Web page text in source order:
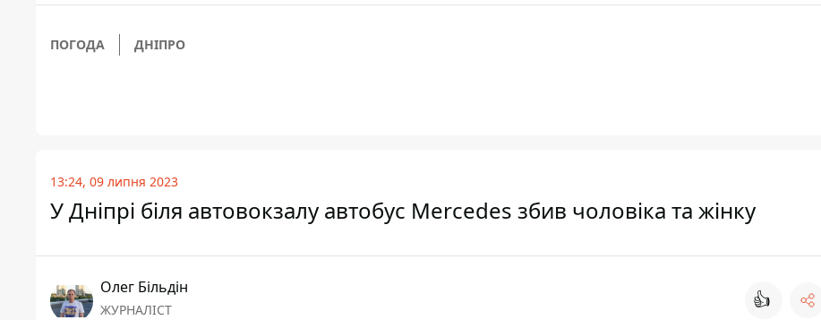
ПОГОДА ДНІПРО
13:24, 09 липня 2023
У Дніпрі біля автовокзалу автобус Mercedes збив чоловіка та жінку
Олег Більдін
ЖУРНАЛІСТ 👍